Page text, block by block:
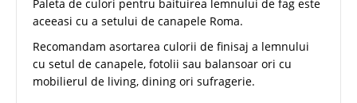
Paleta de culori pentru baituirea lemnului de fag este
aceeasi cu a setului de canapele Roma.
Recomandam asortarea culorii de finisaj a lemnului
cu setul de canapele, fotolii sau balansoar ori cu
mobilierul de living, dining ori sufragerie.